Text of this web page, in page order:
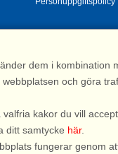
Stugsommar |
dem i
och göra
kakor du vill
ditt samtycke här.
fungerar genom